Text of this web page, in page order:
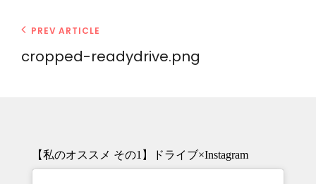
投
稿
ョ
Previous
Post
PREV ARTICLE
cropped-readydrive.png
【私のオススメ その1】ドライブ×Instagram